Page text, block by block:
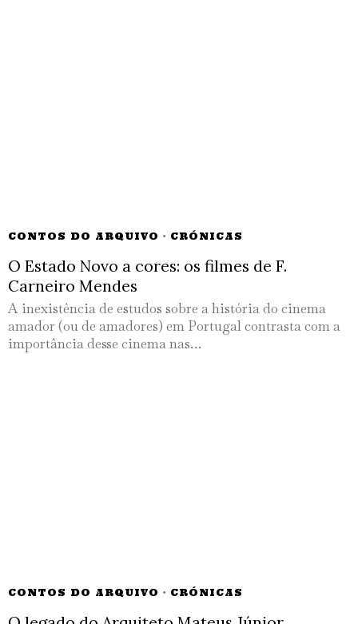
CONTOS DO ARQUIVO · CRÓNICAS
O Estado Novo a cores: os filmes de F.
Carneiro Mendes
A inexistência de estudos sobre a história do cinema
amador (ou de amadores) em Portugal contrasta com a
importância desse cinema nas…
CONTOS DO ARQUIVO · CRÓNICAS